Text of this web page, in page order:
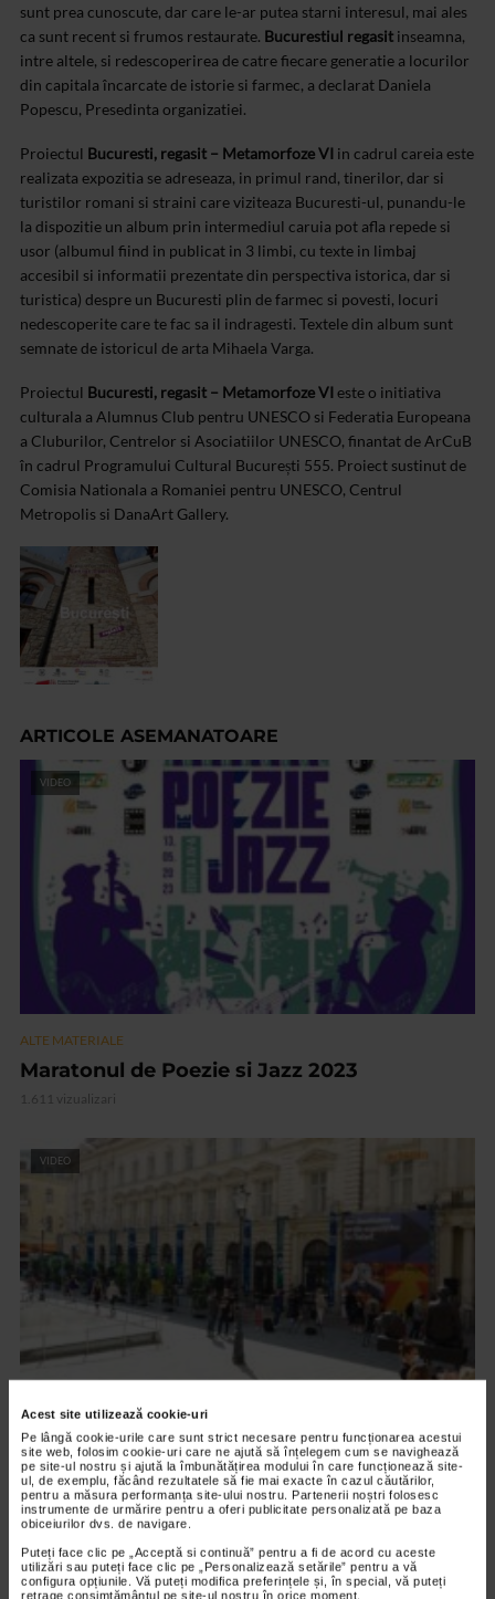
Acest site utilizează cookie-uri
Pe lângă cookie-urile care sunt strict necesare pentru funcționarea acestui
site web, folosim cookie-uri care ne ajută să înțelegem cum se navighează
pe site-ul nostru și ajută la îmbunătățirea modului în care funcționează site-
ul, de exemplu, făcând rezultatele să fie mai exacte în cazul căutărilor,
pentru a măsura performanța site-ului nostru. Partenerii noștri folosesc
instrumente de urmărire pentru a oferi publicitate personalizată pe baza
obiceiurilor dvs. de navigare.
Puteți face clic pe „Acceptă si continuă” pentru a fi de acord cu aceste
utilizări sau puteți face clic pe „Personalizează setările” pentru a vă
configura opțiunile. Vă puteți modifica preferințele și, în special, vă puteți
retrage consimțământul pe site-ul nostru în orice moment.
sunt prea cunoscute, dar care le-ar putea starni interesul, mai ales
ca sunt recent si frumos restaurate. Bucurestiul regasit inseamna,
intre altele, si redescoperirea de catre fiecare generatie a locurilor
din capitala încarcate de istorie si farmec, a declarat Daniela
Popescu, Presedinta organizatiei.
Proiectul Bucuresti, regasit – Metamorfoze VI in cadrul careia este
realizata expozitia se adreseaza, in primul rand, tinerilor, dar si
turistilor romani si straini care viziteaza Bucuresti-ul, punandu-le
la dispozitie un album prin intermediul caruia pot afla repede si
usor (albumul fiind in publicat in 3 limbi, cu texte in limbaj
accesibil si informatii prezentate din perspectiva istorica, dar si
turistica) despre un Bucuresti plin de farmec si povesti, locuri
nedescoperite care te fac sa il indragesti. Textele din album sunt
semnate de istoricul de arta Mihaela Varga.
Proiectul Bucuresti, regasit – Metamorfoze VIeste o initiativa
culturala a Alumnus Club pentru UNESCO si Federatia Europeana
a Cluburilor, Centrelor si Asociatiilor UNESCO, finantat de ArCuB
în cadrul Programului Cultural București 555. Proiect sustinut de
Comisia Nationala a Romaniei pentru UNESCO, Centrul
Metropolis si DanaArt Gallery.
ARTICOLE ASEMANATOARE
VIDEO
ALTE MATERIALE
Maratonul de Poezie si Jazz 2023
1.611 vizualizari
VIDEO
ALTE MATERIALE
Art Safari 2021 – editia a VIII a
2.844 vizualizari